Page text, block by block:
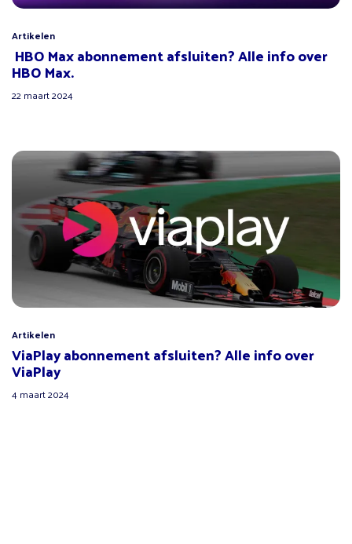
Artikelen
HBO Max abonnement afsluiten? Alle info over
HBO Max.
22 maart 2024
Artikelen
ViaPlay abonnement afsluiten? Alle info over
ViaPlay
4 maart 2024